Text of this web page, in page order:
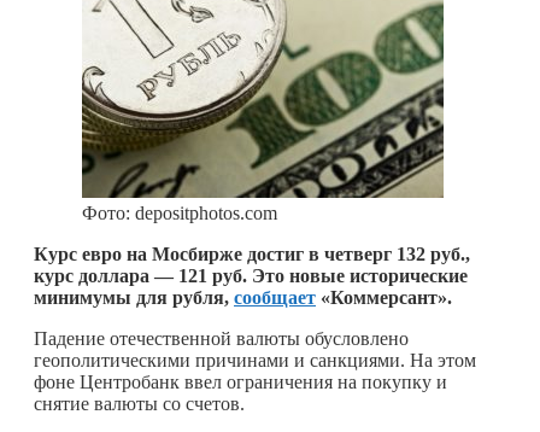
Фото: depositphotos.com
Курс евро на Мосбирже достиг в четверг 132 руб.,
курс доллара — 121 руб. Это новые исторические
минимумы для рубля, сообщает «Коммерсант».
Падение отечественной валюты обусловлено
геополитическими причинами и санкциями. На этом
фоне Центробанк ввел ограничения на покупку и
снятие валюты со счетов.